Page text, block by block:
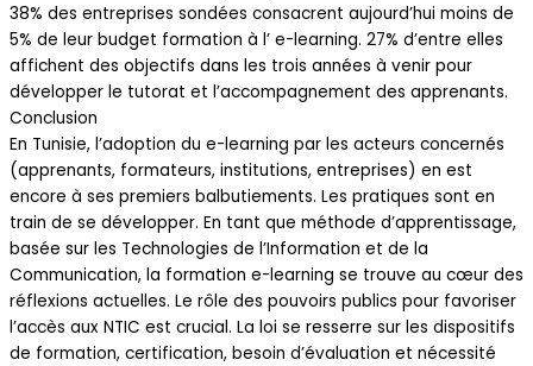
38% des entreprises sondées consacrent aujourd’hui moins de
5% de leur budget formation à l’ e-learning. 27% d’entre elles
affichent des objectifs dans les trois années à venir pour
développer le tutorat et l’accompagnement des apprenants.
Conclusion
En Tunisie, l’adoption du e-learning par les acteurs concernés
(apprenants, formateurs, institutions, entreprises) en est
encore à ses premiers balbutiements. Les pratiques sont en
train de se développer. En tant que méthode d’apprentissage,
basée sur les Technologies de l’Information et de la
Communication, la formation e-learning se trouve au cœur des
réflexions actuelles. Le rôle des pouvoirs publics pour favoriser
l’accès aux NTIC est crucial. La loi se resserre sur les dispositifs
de formation, certification, besoin d’évaluation et nécessité